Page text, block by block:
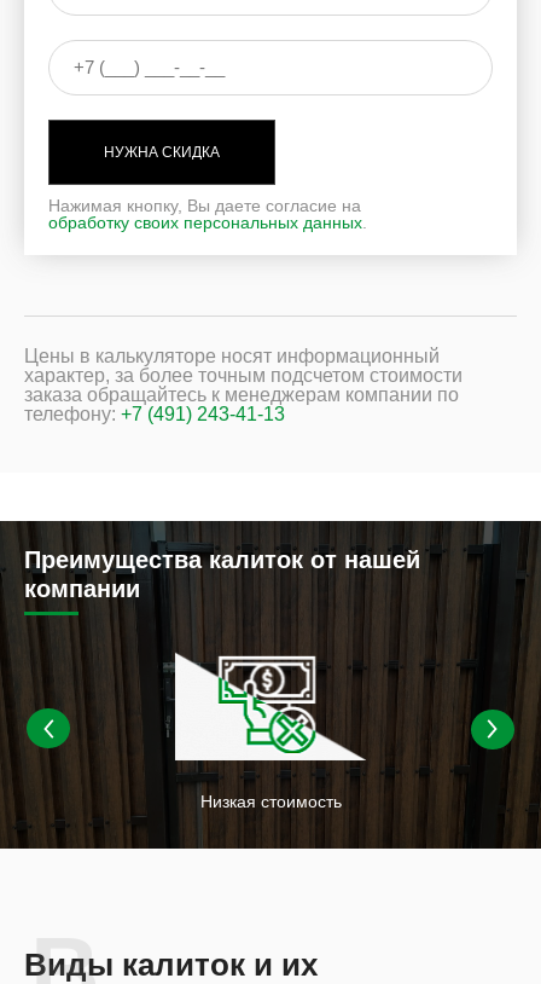
НУЖНА СКИДКА
Нажимая кнопку, Вы даете согласие на
обработку своих персональных данных
Цены в калькуляторе носят информационный
характер, за более точным подсчетом стоимости
заказа обращайтесь к менеджерам компании по
телефону: +7 (491) 243-41-13
Преимущества калиток от нашей
компании
Низкая стоимость
Виды калиток и их